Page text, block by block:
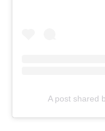
A post shared